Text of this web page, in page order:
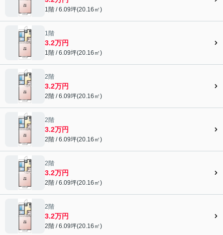
1階 / 6.09坪(20.16㎡)
1階
3.2万円
1階 / 6.09坪(20.16㎡)
2階
3.2万円
2階 / 6.09坪(20.16㎡)
2階
3.2万円
2階 / 6.09坪(20.16㎡)
2階
3.2万円
2階 / 6.09坪(20.16㎡)
2階
3.2万円
2階 / 6.09坪(20.16㎡)